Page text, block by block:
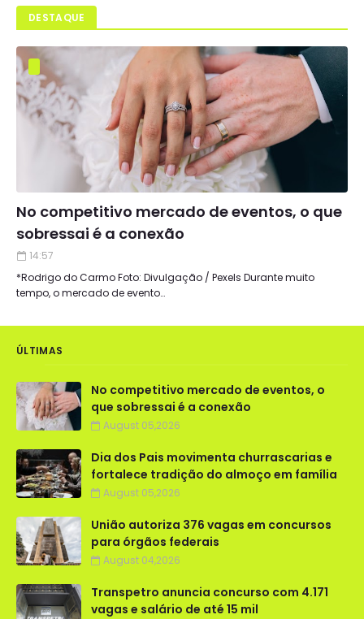
DESTAQUE
No competitivo mercado de eventos, o que
sobressai é a conexão
14:57
*Rodrigo do Carmo Foto: Divulgação / Pexels Durante muito
tempo, o mercado de evento…
ÚLTIMAS
No competitivo mercado de eventos, o
que sobressai é a conexão
August 05,2026
Dia dos Pais movimenta churrascarias e
fortalece tradição do almoço em família
August 05,2026
União autoriza 376 vagas em concursos
para órgãos federais
August 04,2026
Transpetro anuncia concurso com 4.171
vagas e salário de até 15 mil